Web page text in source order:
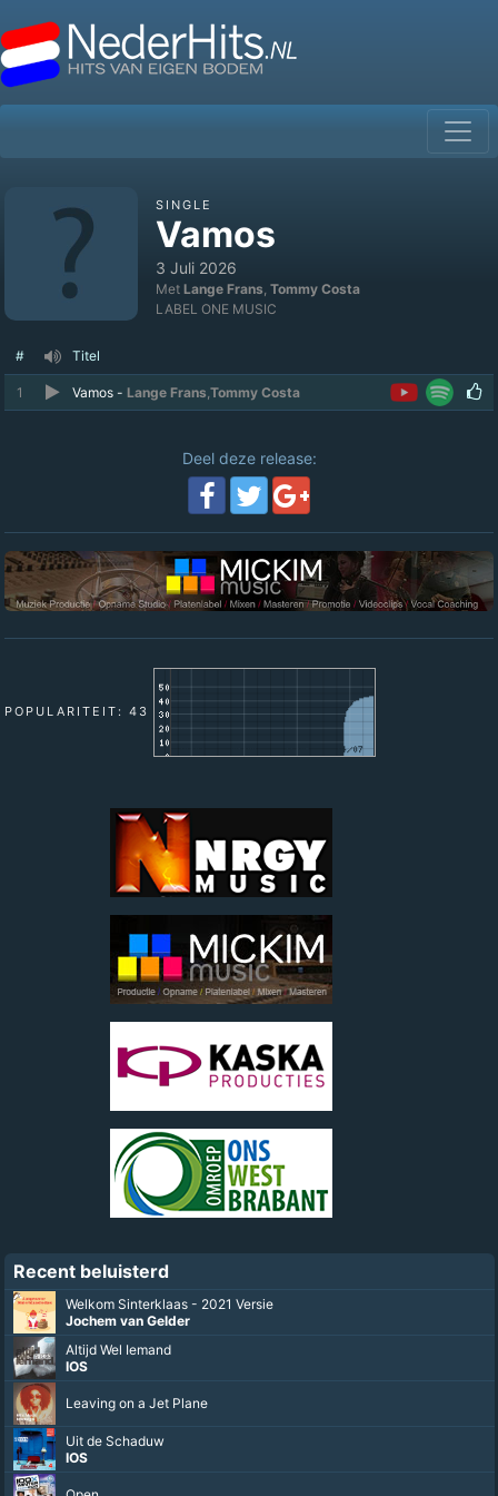
SINGLE
Vamos
3 Juli 2026
Met Lange Frans, Tommy Costa
LABEL ONE MUSIC
# Titel
1 Vamos - Lange Frans,Tommy Costa
Deel deze release:
POPULARITEIT: 43
Recent beluisterd
Welkom Sinterklaas - 2021 Versie
Jochem van Gelder
Altijd Wel Iemand
IOS
Leaving on a Jet Plane
Uit de Schaduw
IOS